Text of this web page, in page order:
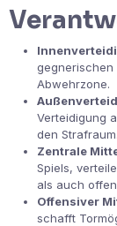
gegnerischen
Abwehrzone.
Verteidigung
den Strafraum.
Zentrale
Spiels,
als auch
Offensiver
schafft